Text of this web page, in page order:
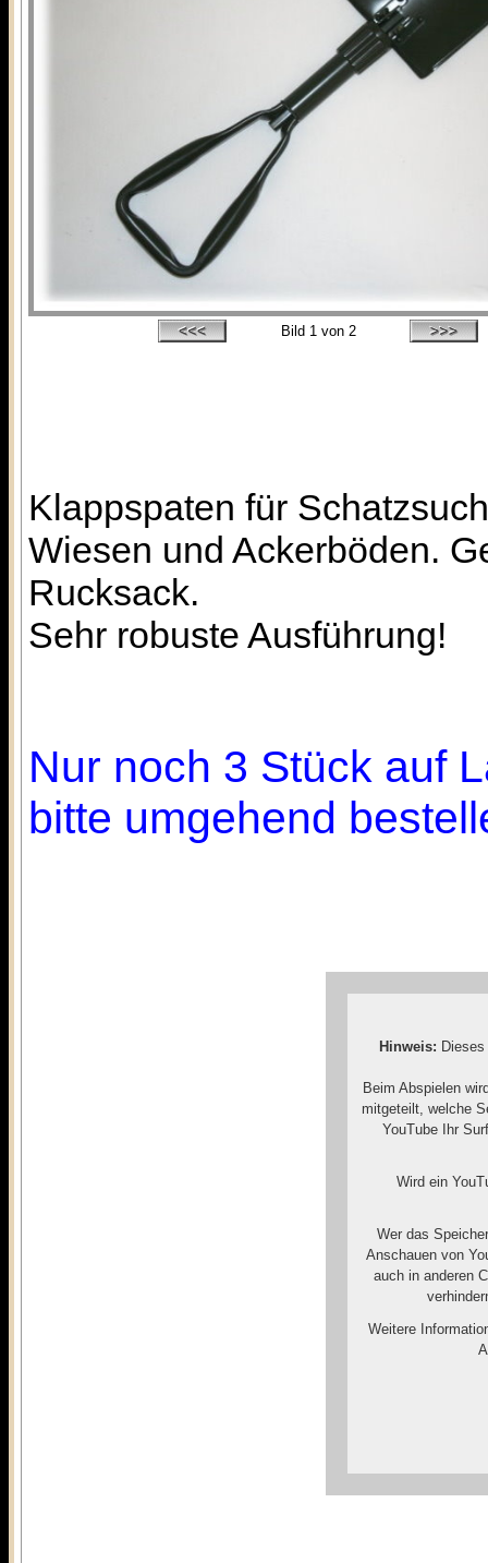
Bild 1von 2
Klappspaten für
Wiesen und Ackerböden.
Rucksack.
Sehr robuste Ausführung!
Nur noch 3 Stück auf
bitte umgehend
Hinweis:
Beim Abspielen
mitgeteilt, welche
YouTube Ihr
Wird ein
Wer das
Anschauen von
auch in anderen
Weitere